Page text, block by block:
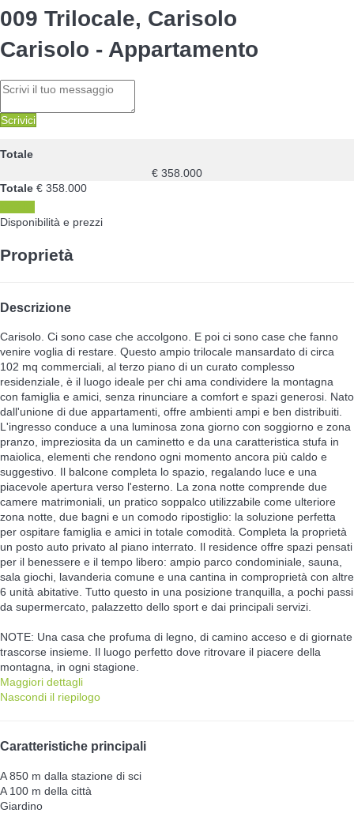
009 Trilocale, Carisolo
Carisolo - Appartamento
Scrivici
Totale
€ 358.000
Totale € 358.000
Disponibilità e prezzi
Proprietà
Descrizione
Carisolo. Ci sono case che accolgono. E poi ci sono case che fanno
venire voglia di restare. Questo ampio trilocale mansardato di circa
102 mq commerciali, al terzo piano di un curato complesso
residenziale, è il luogo ideale per chi ama condividere la montagna
con famiglia e amici, senza rinunciare a comfort e spazi generosi. Nato
dall'unione di due appartamenti, offre ambienti ampi e ben distribuiti.
L'ingresso conduce a una luminosa zona giorno con soggiorno e zona
pranzo, impreziosita da un caminetto e da una caratteristica stufa in
maiolica, elementi che rendono ogni momento ancora più caldo e
suggestivo. Il balcone completa lo spazio, regalando luce e una
piacevole apertura verso l'esterno. La zona notte comprende due
camere matrimoniali, un pratico soppalco utilizzabile come ulteriore
zona notte, due bagni e un comodo ripostiglio: la soluzione perfetta
per ospitare famiglia e amici in totale comodità. Completa la proprietà
un posto auto privato al piano interrato. Il residence offre spazi pensati
per il benessere e il tempo libero: ampio parco condominiale, sauna,
sala giochi, lavanderia comune e una cantina in comproprietà con altre
6 unità abitative. Tutto questo in una posizione tranquilla, a pochi passi
da supermercato, palazzetto dello sport e dai principali servizi.
NOTE: Una casa che profuma di legno, di camino acceso e di giornate
trascorse insieme. Il luogo perfetto dove ritrovare il piacere della
montagna, in ogni stagione.
Maggiori dettagli
Nascondi il riepilogo
Caratteristiche principali
A 850 m dalla stazione di sci
A 100 m della città
Giardino